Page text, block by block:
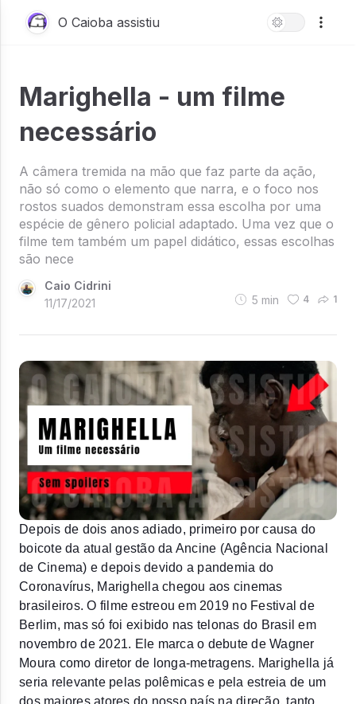
O Caioba assistiu
Marighella - um filme
necessário
A câmera tremida na mão que faz parte da ação,
não só como o elemento que narra, e o foco nos
rostos suados demonstram essa escolha por uma
espécie de gênero policial adaptado. Uma vez que o
filme tem também um papel didático, essas escolhas
são nece
Caio Cidrini
11/17/2021
5 min 4 1
Depois de dois anos adiado, primeiro por causa do
boicote da atual gestão da Ancine (Agência Nacional
de Cinema) e depois devido a pandemia do
Coronavírus, Marighella chegou aos cinemas
brasileiros. O filme estreou em 2019 no Festival de
Berlim, mas só foi exibido nas telonas do Brasil em
novembro de 2021. Ele marca o debute de Wagner
Moura como diretor de longa-metragens. Marighella já
seria relevante pelas polêmicas e pela estreia de um
dos maiores atores do nosso país na direção, tanto